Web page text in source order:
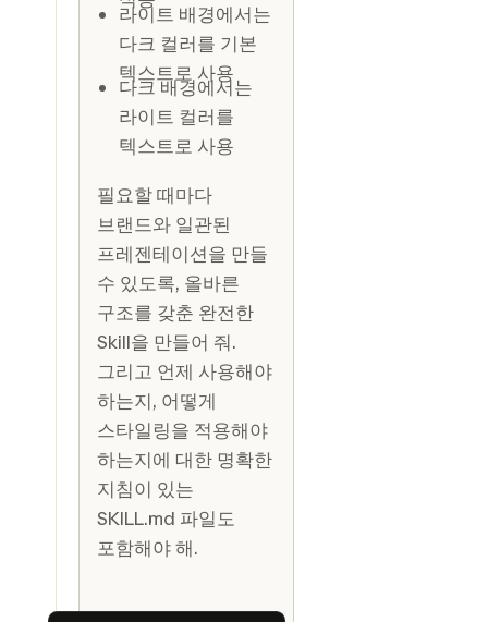
라이트 배경에서는
다크 컬러를 기본
텍스트로 사용
다크 배경에서는
라이트 컬러를
텍스트로 사용
필요할 때마다
브랜드와 일관된
프레젠테이션을 만들
수 있도록, 올바른
구조를 갖춘 완전한
Skill을 만들어 줘.
그리고 언제 사용해야
하는지, 어떻게
스타일링을 적용해야
하는지에 대한 명확한
지침이 있는
SKILL.md 파일도
포함해야 해.